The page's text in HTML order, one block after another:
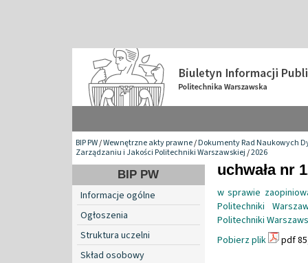
BIP PW/Wewnętrzne akty prawne/Dokumenty Rad Naukowych
Zarządzaniu i Jakości Politechniki Warszawskiej/2026
BIP PW
Informacje ogólne
Ogłoszenia
Struktura uczelni
Skład osobowy
uchwała nr
w sprawie
Politechniki
Politechniki
Pobierz plik
pdf